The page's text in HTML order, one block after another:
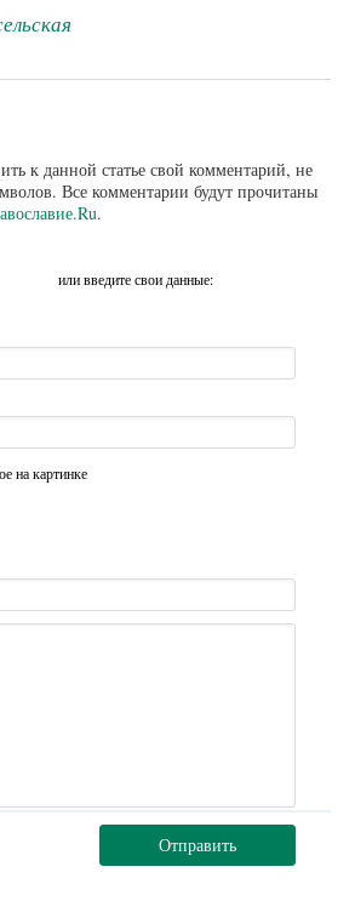
к данной статье свой комментарий, не
Все комментарии будут прочитаны
.
или введите свои данные:
на картинке
Отправить